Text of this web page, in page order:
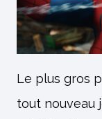
Le plus gros
tout nouveau